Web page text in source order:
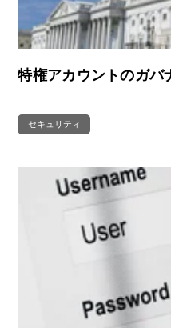
特権アカウントのガバ
セキュリティ